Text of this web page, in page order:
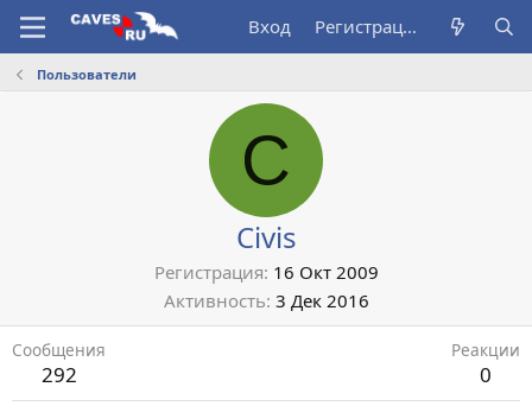
Вход Регистрация
Пользователи
C
Civis
Регистрация 16 Окт 2009
Активность 3 Дек 2016
Сообщения
292
Реакции
0